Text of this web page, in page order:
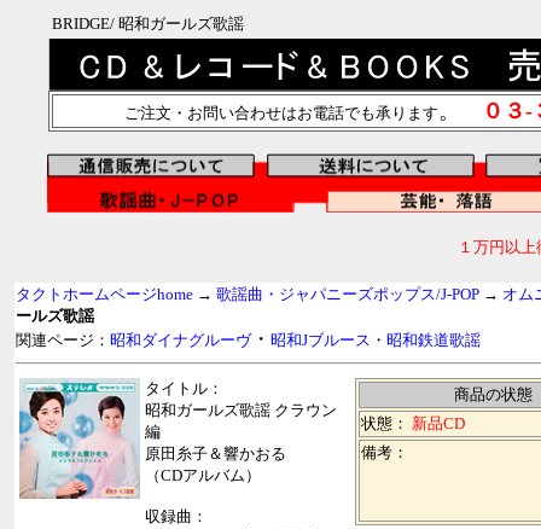
BRIDGE/ 昭和ガールズ歌謡
ご注文・お問い合わせはお電話でも承ります。 ０３
１万円以
タクトホームページhome → 歌謡曲・ジャパニーズポップス/J-POP → オム
ールズ歌謡
関連ページ： 昭和ダイナグルーヴ・ 昭和Jブルース ・ 昭和鉄道歌謡
タイトル：
昭和ガールズ歌謡 クラウン
編
原田糸子＆響かおる
（CDアルバム）
収録曲：
商品の状態
状態： 新品CD
備考：